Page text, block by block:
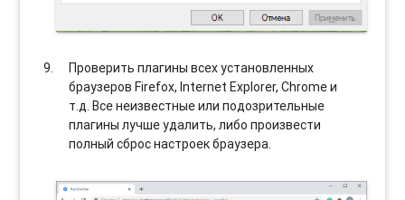
Проверить плагины всех установленных
браузеров Firefox, Internet Explorer, Chrome и
т.д. Все неизвестные или подозрительные
плагины лучше удалить, либо произвести
полный сброс настроек браузера.